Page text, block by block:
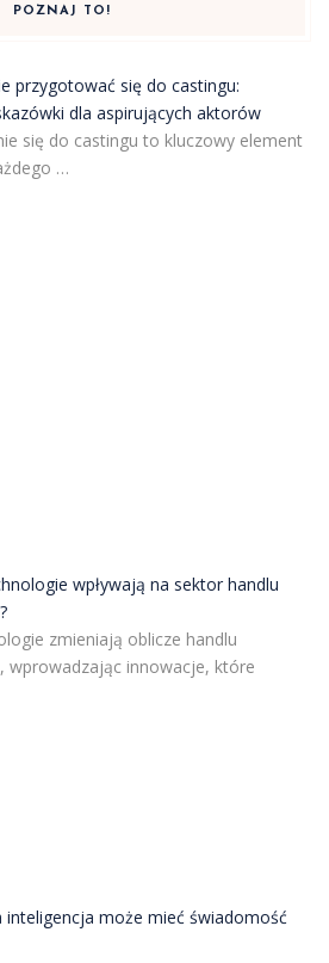
POZNAJ TO!
przygotować się do castingu:
dla aspirujących aktorów
się do castingu to kluczowy element
…
wpływają na sektor handlu
zmieniają oblicze handlu
wprowadzając innowacje, które
inteligencja może mieć świadomość